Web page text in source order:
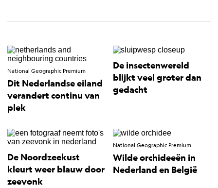
National Geographic Premium
Dit Nederlandse eiland
verandert continu van
plek
De insectenwereld
blijkt veel groter dan
gedacht
De Noordzeekust
kleurt weer blauw door
zeevonk
National Geographic Premium
Wilde orchideeën in
Nederland en België